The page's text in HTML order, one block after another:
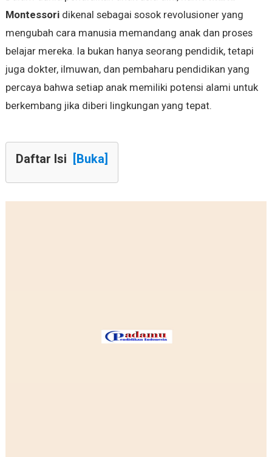
Montessoridikenal sebagai sosok revolusioner yang
mengubah cara manusia memandang anak dan proses
belajar mereka. Ia bukan hanya seorang pendidik, tetapi
juga dokter, ilmuwan, dan pembaharu pendidikan yang
percaya bahwa setiap anak memiliki potensi alami untuk
berkembang jika diberi lingkungan yang tepat.
Daftar Isi [Buka]